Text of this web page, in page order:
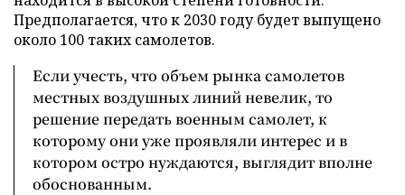
Предполагается, что к 2030 году будет выпущено
около 100 таких самолетов.
Если учесть, что объем рынка самолетов
местных воздушных линий невелик, то
решение передать военным самолет, к
которому они уже проявляли интерес и в
котором остро нуждаются, выглядит вполне
обоснованным.